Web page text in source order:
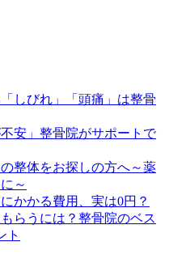
しびれ」「頭痛」は整骨
安」整骨院がサポートで
整体をお探しの方へ～薬
～
かかる費用、実は0円？
らうには？整骨院のベス
ト